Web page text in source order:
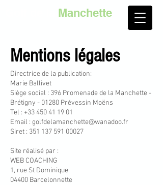
Manchette
Mentions légales
Directrice de la publication:
Marie Ballivet
Siège social : 396 Promenade de la Manchette -
Brétigny - 01280 Prévessin Moëns
Tel : +33 450 41 19 01
Email : golfdelamanchette@wanadoo.fr
Siret : 351 137 591 00027
Site réalisé par :
WEB COACHING
1, rue St Dominique
04400 Barcelonnette